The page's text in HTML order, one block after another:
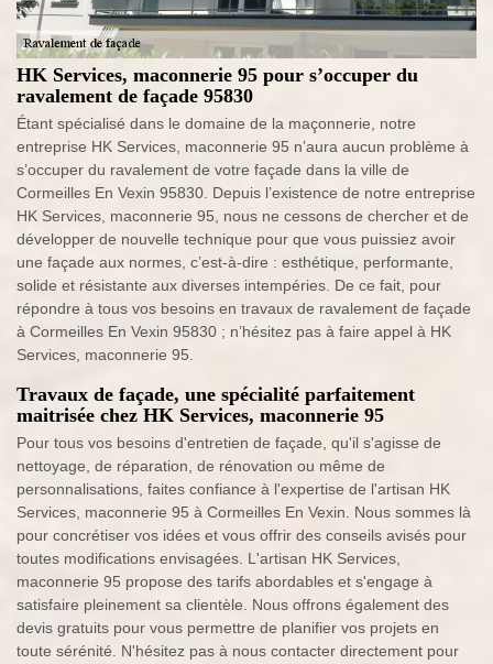
HK Services, maconnerie 95 pour s’occuper du
ravalement de façade 95830
Étant spécialisé dans le domaine de la maçonnerie, notre
entreprise HK Services, maconnerie 95 n’aura aucun problème à
s’occuper du ravalement de votre façade dans la ville de
Cormeilles En Vexin 95830. Depuis l’existence de notre entreprise
HK Services, maconnerie 95, nous ne cessons de chercher et de
développer de nouvelle technique pour que vous puissiez avoir
une façade aux normes, c’est-à-dire : esthétique, performante,
solide et résistante aux diverses intempéries. De ce fait, pour
répondre à tous vos besoins en travaux de ravalement de façade
à Cormeilles En Vexin 95830 ; n’hésitez pas à faire appel à HK
Services, maconnerie 95.
Travaux de façade, une spécialité parfaitement
maitrisée chez HK Services, maconnerie 95
Pour tous vos besoins d'entretien de façade, qu'il s'agisse de
nettoyage, de réparation, de rénovation ou même de
personnalisations, faites confiance à l'expertise de l'artisan HK
Services, maconnerie 95 à Cormeilles En Vexin. Nous sommes là
pour concrétiser vos idées et vous offrir des conseils avisés pour
toutes modifications envisagées. L'artisan HK Services,
maconnerie 95 propose des tarifs abordables et s'engage à
satisfaire pleinement sa clientèle. Nous offrons également des
devis gratuits pour vous permettre de planifier vos projets en
toute sérénité. N'hésitez pas à nous contacter directement pour